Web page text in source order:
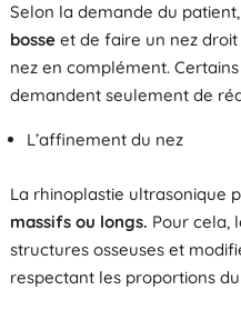
Selon la demande du
bosseet de faire un nez
nez en complément.
demandent seulement de
L’affinement du nez
La rhinoplastie ultrasonique
massifs ou longs. Pour cela,
structures osseuses et
respectant les proportions